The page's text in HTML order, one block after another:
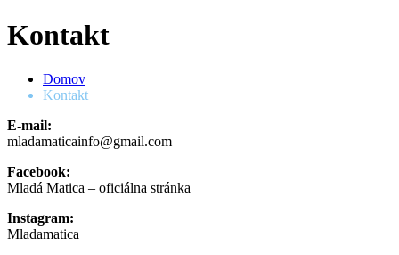
Kontakt
Domov
Kontakt
E-mail:
mladamaticainfo@gmail.com
Facebook:
Mladá Matica – oficiálna stránka
Instagram:
Mladamatica